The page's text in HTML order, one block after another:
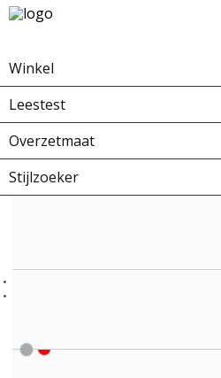
Winkel
Leestest
Overzetmaat
Stijlzoeker
Home Winkel